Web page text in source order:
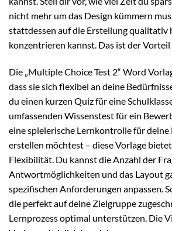
nicht mehr um das Design kümmern
stattdessen auf die Erstellung qualitativ
konzentrieren kannst. Das ist der Vorteil
Die „Multiple Choice Test 2“ Word
dass sie sich flexibel an deine
du einen kurzen Quiz für eine
umfassenden Wissenstest für ein
eine spielerische Lernkontrolle für
erstellen möchtest – diese Vorlage
Flexibilität. Du kannst die Anzahl der
Antwortmöglichkeiten und das Layout
spezifischen Anforderungen anpassen.
die perfekt auf deine Zielgruppe
Lernprozess optimal unterstützen. Die